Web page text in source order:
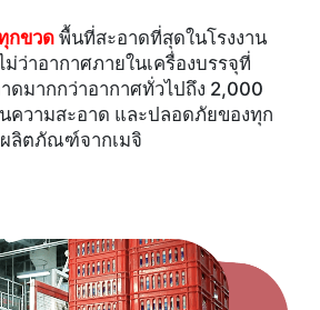
กขวดพื้นที่สะอาดที่สุดในโรงงาน
ว่าอากาศภายในเครื่องบรรจุที่
าดมากกว่าอากาศทั่วไปถึง 2,000
ความสะอาด และปลอดภัยของทุก
ผลิตภัณฑ์จากเมจิ